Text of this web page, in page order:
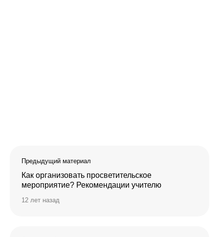
Предыдущий материал
Как организовать просветительское
мероприятие? Рекомендации учителю
12 лет назад